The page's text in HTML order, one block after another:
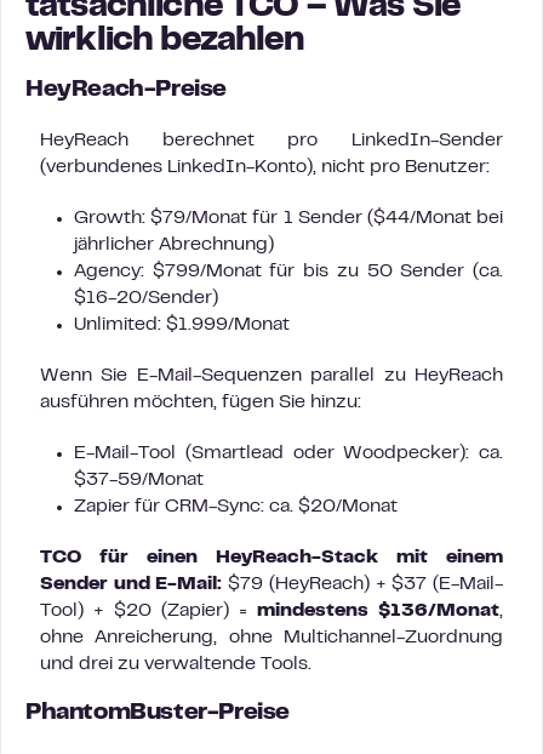
tatsächliche TCO – Was Sie
wirklich bezahlen
HeyReach-Preise
HeyReach berechnet pro LinkedIn-Sender
(verbundenes LinkedIn-Konto), nicht pro Benutzer:
Growth: $79/Monat für 1 Sender ($44/Monat bei
jährlicher Abrechnung)
Agency: $799/Monat für bis zu 50 Sender (ca.
$16-20/Sender)
Unlimited: $1.999/Monat
Wenn Sie E-Mail-Sequenzen parallel zu HeyReach
ausführen möchten, fügen Sie hinzu:
E-Mail-Tool (Smartlead oder Woodpecker): ca.
$37-59/Monat
Zapier für CRM-Sync: ca. $20/Monat
TCO für einen HeyReach-Stack mit einem
Sender und E-Mail: $79 (HeyReach) + $37 (E-Mail-
Tool) + $20 (Zapier) = mindestens $136/Monat,
ohne Anreicherung, ohne Multichannel-Zuordnung
und drei zu verwaltende Tools.
PhantomBuster-Preise